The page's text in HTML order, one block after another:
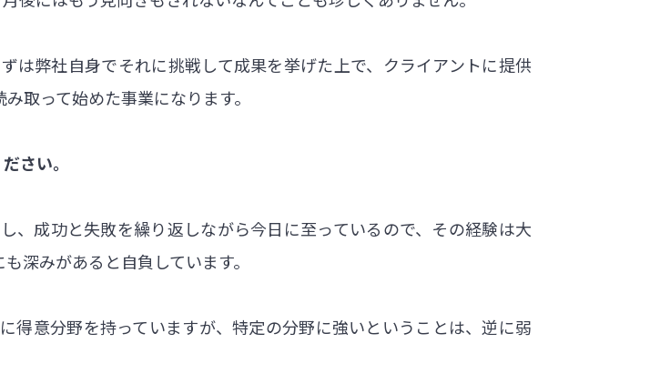
は弊社自身でそれに挑戦して成果を挙げた上で、クライアントに提供
取って始めた事業になります。
さい。
、成功と失敗を繰り返しながら今日に至っているので、その経験は大
深みがあると自負しています。
得意分野を持っていますが、特定の分野に強いということは、逆に弱